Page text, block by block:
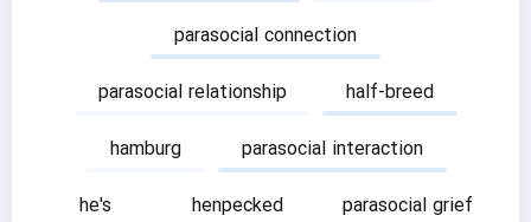
parasocial connection
parasocial relationship
half-breed
hamburg
parasocial interaction
he's
henpecked
parasocial grief